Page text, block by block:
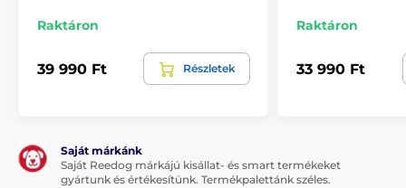
Raktáron
39 990 Ft Részletek
Raktáron
33 990 Ft
Saját márkánk
Saját Reedog márkájú kisállat- és smart termékeket
gyártunk és értékesítünk. Termékpalettánk széles.